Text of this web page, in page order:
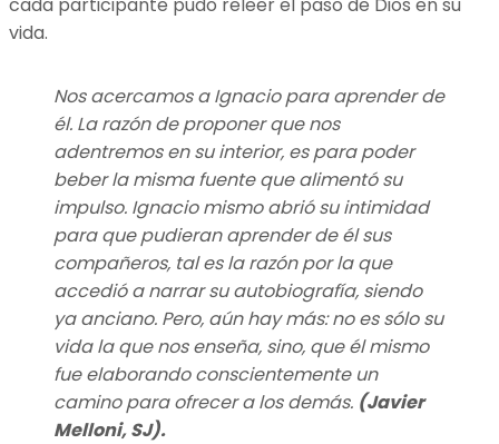
vida.
Nos acercamos a Ignacio para aprender de
él. La razón de proponer que nos
adentremos en su interior, es para poder
beber la misma fuente que alimentó su
impulso. Ignacio mismo abrió su intimidad
para que pudieran aprender de él sus
compañeros, tal es la razón por la que
accedió a narrar su autobiografía, siendo
ya anciano. Pero, aún hay más: no es sólo su
vida la que nos enseña, sino, que él mismo
fue elaborando conscientemente un
camino para ofrecer a los demás. (Javier
Melloni, SJ).